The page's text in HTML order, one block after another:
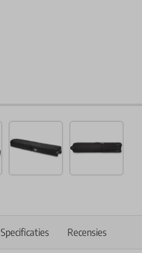
Specificaties Recensies